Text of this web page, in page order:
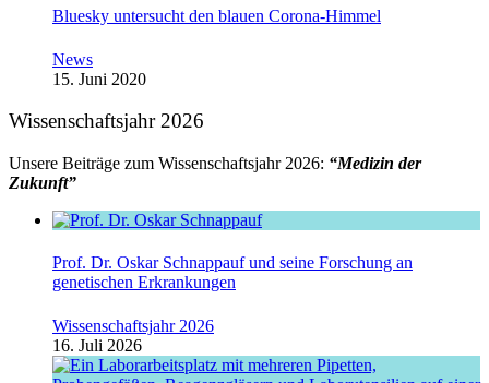
Bluesky untersucht den blauen Corona-Himmel
News
15. Juni 2020
Wissenschaftsjahr 2026
Unsere Beiträge zum Wissenschaftsjahr 2026: “Medizin der
Zukunft”
Prof. Dr. Oskar Schnappauf und seine Forschung an
genetischen Erkrankungen
Wissenschaftsjahr 2026
16. Juli 2026